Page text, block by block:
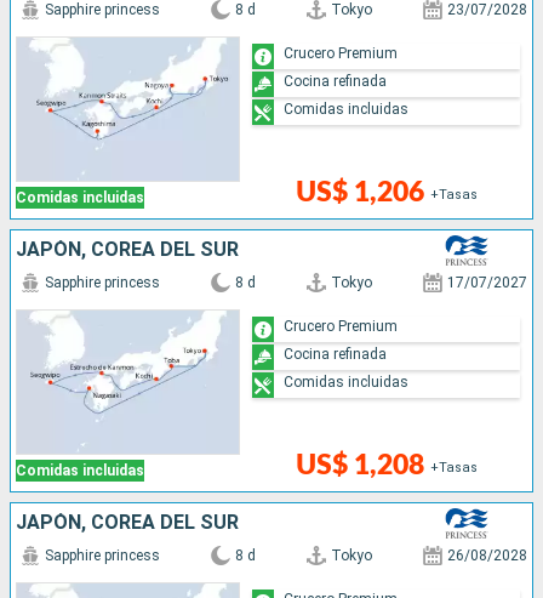
Comidas incluidas
Sapphire princess 8 d Tokyo 23/07/2028
US$ 1,206 +Tasas
Crucero Premium
Cocina refinada
Comidas incluidas
JAPÓN, COREA DEL SUR
Comidas incluidas
Sapphire princess 8 d Tokyo 17/07/2027
US$ 1,208 +Tasas
Crucero Premium
Cocina refinada
Comidas incluidas
JAPÓN, COREA DEL SUR
Sapphire princess 8 d Tokyo 26/08/2028